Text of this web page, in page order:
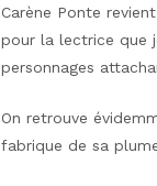
Carène Ponte
pour la lectrice que
personnages
On retrouve
fabrique de sa